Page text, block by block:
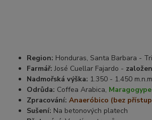
Region: Honduras, Santa Barbara -
Farmář: José Cuellar Fajardo -
Nadmořská výška: 1.350 - 1.450
Odrůda: Coffea Arabica, Maragogype
Zpracování:Anaeróbico (bez
Sušení: Na betonových platech